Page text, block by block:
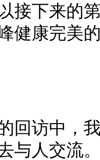
接下来的
健康完美
回访中，
与人交流